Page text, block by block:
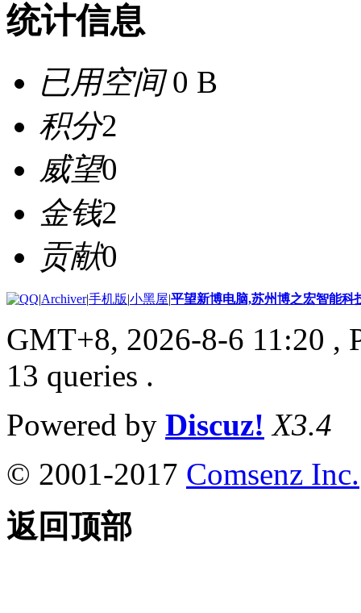
统计信息
已用空间0 B
积分2
威望0
金钱2
贡献0
|Archiver|手机版|小黑屋|平望新博电脑,苏州博之宏智能科
GMT+8, 2026-8-6 11:20 ,
13 queries .
Powered by Discuz! X3.4
© 2001-2017 Comsenz Inc.
返回顶部